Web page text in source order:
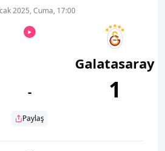
2025, Cuma, 17:00
-
Paylaş
Galatasaray
1